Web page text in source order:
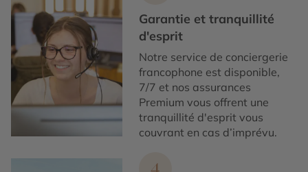
Garantie et tranquillité
d'esprit
Notre service de conciergerie
francophone est disponible,
7/7 et nos assurances
Premium vous offrent une
tranquillité d'esprit vous
couvrant en cas d’imprévu.